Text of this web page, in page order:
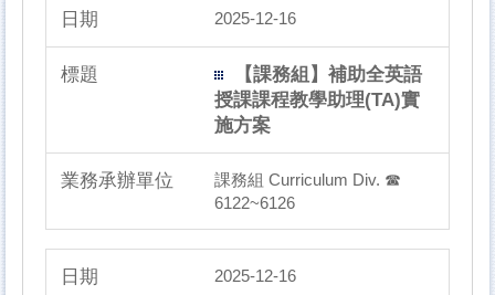
2025-12-16
【課務組】補助全英語
授課課程教學助理(TA)實
施方案
課務組 Curriculum Div. ☎
6122~6126
2025-12-16